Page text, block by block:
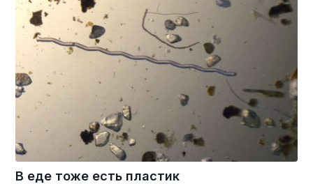
В еде тоже есть пластик